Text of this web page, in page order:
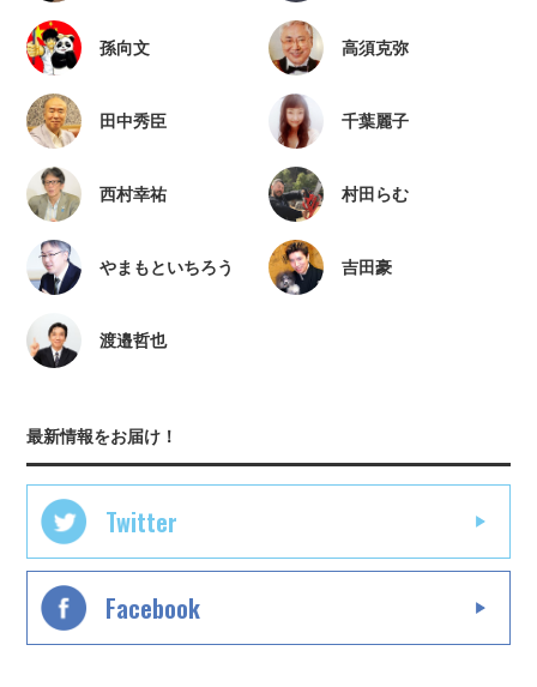
孫向文 高須克弥
田中秀臣 千葉麗子
西村幸祐 村田らむ
やまもといちろう 吉田豪
渡邉哲也
最新情報をお届け！
Twitter
Facebook